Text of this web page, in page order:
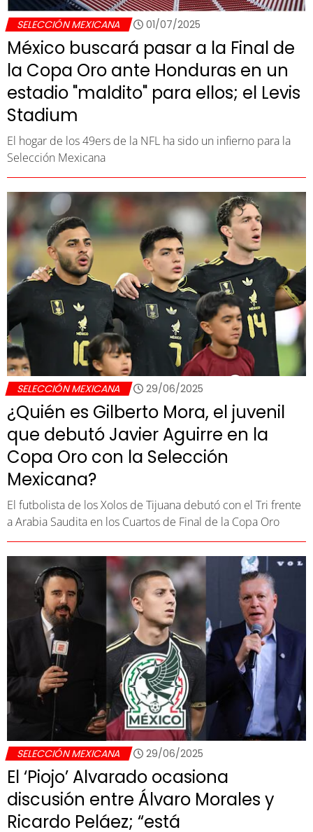
SELECCIÓN MEXICANA 01/07/2025
México buscará pasar a la Final de
la Copa Oro ante Honduras en un
estadio "maldito" para ellos; el Levis
Stadium
El hogar de los 49ers de la NFL ha sido un infierno para la
Selección Mexicana
SELECCIÓN MEXICANA 29/06/2025
¿Quién es Gilberto Mora, el juvenil
que debutó Javier Aguirre en la
Copa Oro con la Selección
Mexicana?
El futbolista de los Xolos de Tijuana debutó con el Tri frente
a Arabia Saudita en los Cuartos de Final de la Copa Oro
SELECCIÓN MEXICANA 29/06/2025
El ‘Piojo’ Alvarado ocasiona
discusión entre Álvaro Morales y
Ricardo Peláez; “está